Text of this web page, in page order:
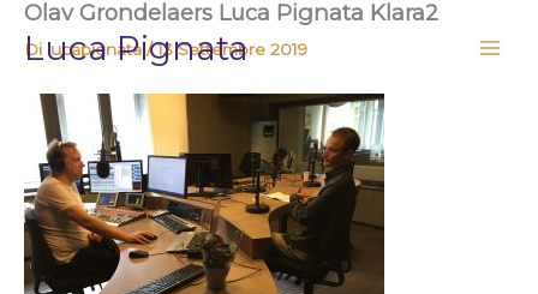
contenuto
Luca Pignata
Olav Grondelaers Luca Pignata Klara2
Di lucapignata /13 Settembre 2019